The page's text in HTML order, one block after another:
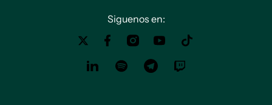
Siguenos en: